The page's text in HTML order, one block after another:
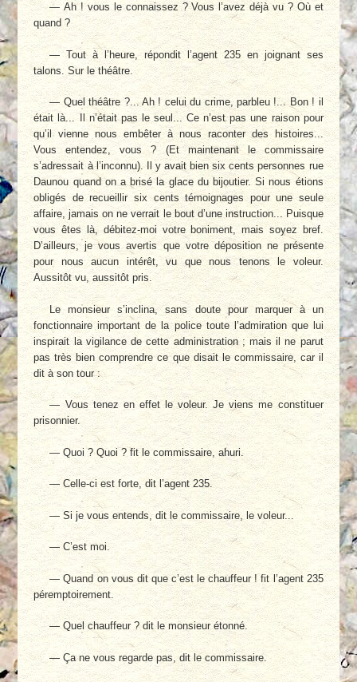
— Ah ! vous le connaissez ? Vous l’avez déjà vu ? Où et
quand ?
— Tout à l’heure, répondit l’agent 235 en joignant ses
talons. Sur le théâtre.
— Quel théâtre ?... Ah ! celui du crime, parbleu !... Bon ! il
était là... Il n’était pas le seul... Ce n’est pas une raison pour
qu’il vienne nous embêter à nous raconter des histoires...
Vous entendez, vous ? (Et maintenant le commissaire
s’adressait à l’inconnu). Il y avait bien six cents personnes rue
Daunou quand on a brisé la glace du bijoutier. Si nous étions
obligés de recueillir six cents témoignages pour une seule
affaire, jamais on ne verrait le bout d’une instruction... Puisque
vous êtes là, débitez-moi votre boniment, mais soyez bref.
D’ailleurs, je vous avertis que votre déposition ne présente
pour nous aucun intérêt, vu que nous tenons le voleur.
Aussitôt vu, aussitôt pris.
Le monsieur s’inclina, sans doute pour marquer à un
fonctionnaire important de la police toute l’admiration que lui
inspirait la vigilance de cette administration ; mais il ne parut
pas très bien comprendre ce que disait le commissaire, car il
dit à son tour :
— Vous tenez en effet le voleur. Je viens me constituer
prisonnier.
— Quoi ? Quoi ? fit le commissaire, ahuri.
— Celle-ci est forte, dit l’agent 235.
— Si je vous entends, dit le commissaire, le voleur...
— C’est moi.
— Quand on vous dit que c’est le chauffeur ! fit l’agent 235
péremptoirement.
— Quel chauffeur ? dit le monsieur étonné.
— Ça ne vous regarde pas, dit le commissaire.